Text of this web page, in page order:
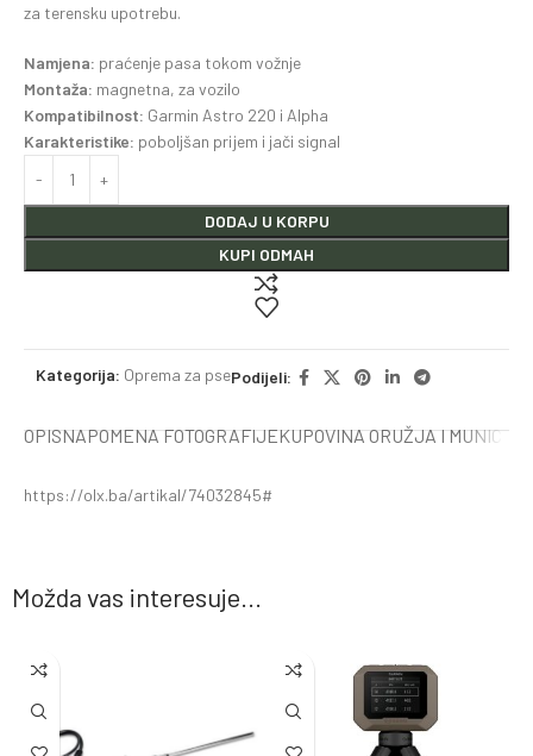
za terensku upotrebu.
Namjena: praćenje pasa tokom vožnje
Montaža: magnetna, za vozilo
Kompatibilnost: Garmin Astro 220 i Alpha
Karakteristike: poboljšan prijem i jači signal
DODAJ U KORPU
KUPI ODMAH
Kategorija: Oprema za psePodijeli:
OPISNAPOMENA FOTOGRAFIJEKUPOVINA ORUŽJA I MUNICIJE
https://olx.ba/artikal/74032845#
Možda vas interesuje...